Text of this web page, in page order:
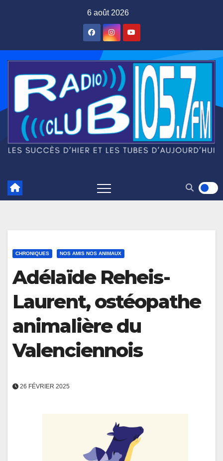
6 août 2026
CHRONIQUES NOS AMIS NOS ANIMAUX
Adélaïde Reheis-
Laurent, ostéopathe
animalière du
Valenciennois
26 FÉVRIER 2025